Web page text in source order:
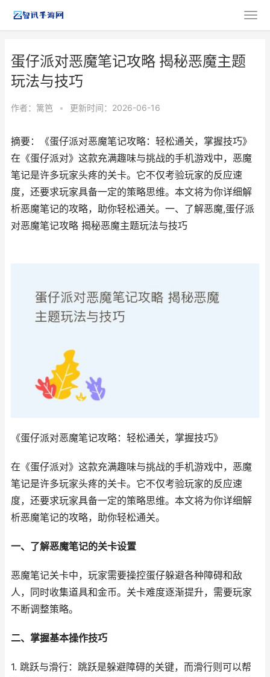
蛋仔派对恶魔笔记攻略 揭秘恶魔主题
玩法与技巧
作者： 篱笆 • 更新时间：2026-06-16
摘要：《蛋仔派对恶魔笔记攻略：轻松通关，掌握技巧》
在《蛋仔派对》这款充满趣味与挑战的手机游戏中，恶魔
笔记是许多玩家头疼的关卡。它不仅考验玩家的反应速
度，还要求玩家具备一定的策略思维。本文将为你详细解
析恶魔笔记的攻略，助你轻松通关。一、了解恶魔,蛋仔派
对恶魔笔记攻略 揭秘恶魔主题玩法与技巧
《蛋仔派对恶魔笔记攻略：轻松通关，掌握技巧》
在《蛋仔派对》这款充满趣味与挑战的手机游戏中，恶魔
笔记是许多玩家头疼的关卡。它不仅考验玩家的反应速
度，还要求玩家具备一定的策略思维。本文将为你详细解
析恶魔笔记的攻略，助你轻松通关。
一、了解恶魔笔记的关卡设置
恶魔笔记关卡中，玩家需要操控蛋仔躲避各种障碍和敌
人，同时收集道具和金币。关卡难度逐渐提升，需要玩家
不断调整策略。
二、掌握基本操作技巧
1. 跳跃与滑行：跳跃是躲避障碍的关键，而滑行则可以帮